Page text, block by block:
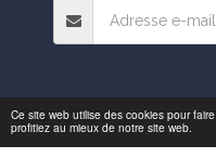
Ce site web utilise des cookies pour
profitiez au mieux de notre site web.